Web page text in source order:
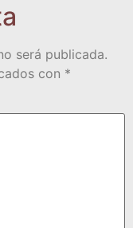
será publicada.
con *